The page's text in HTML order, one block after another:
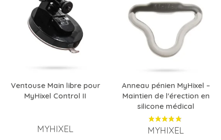
Ventouse Main libre pour
MyHixel Control II
MYHIXEL
Anneau pénien MyHixel –
Maintien de l'érection en
silicone médical
MYHIXEL